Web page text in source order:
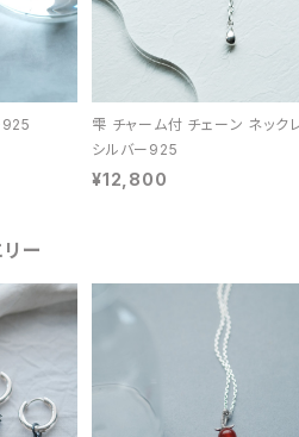
925
雫 チャーム付 チェーン ネック
シルバー925
¥12,800
ー